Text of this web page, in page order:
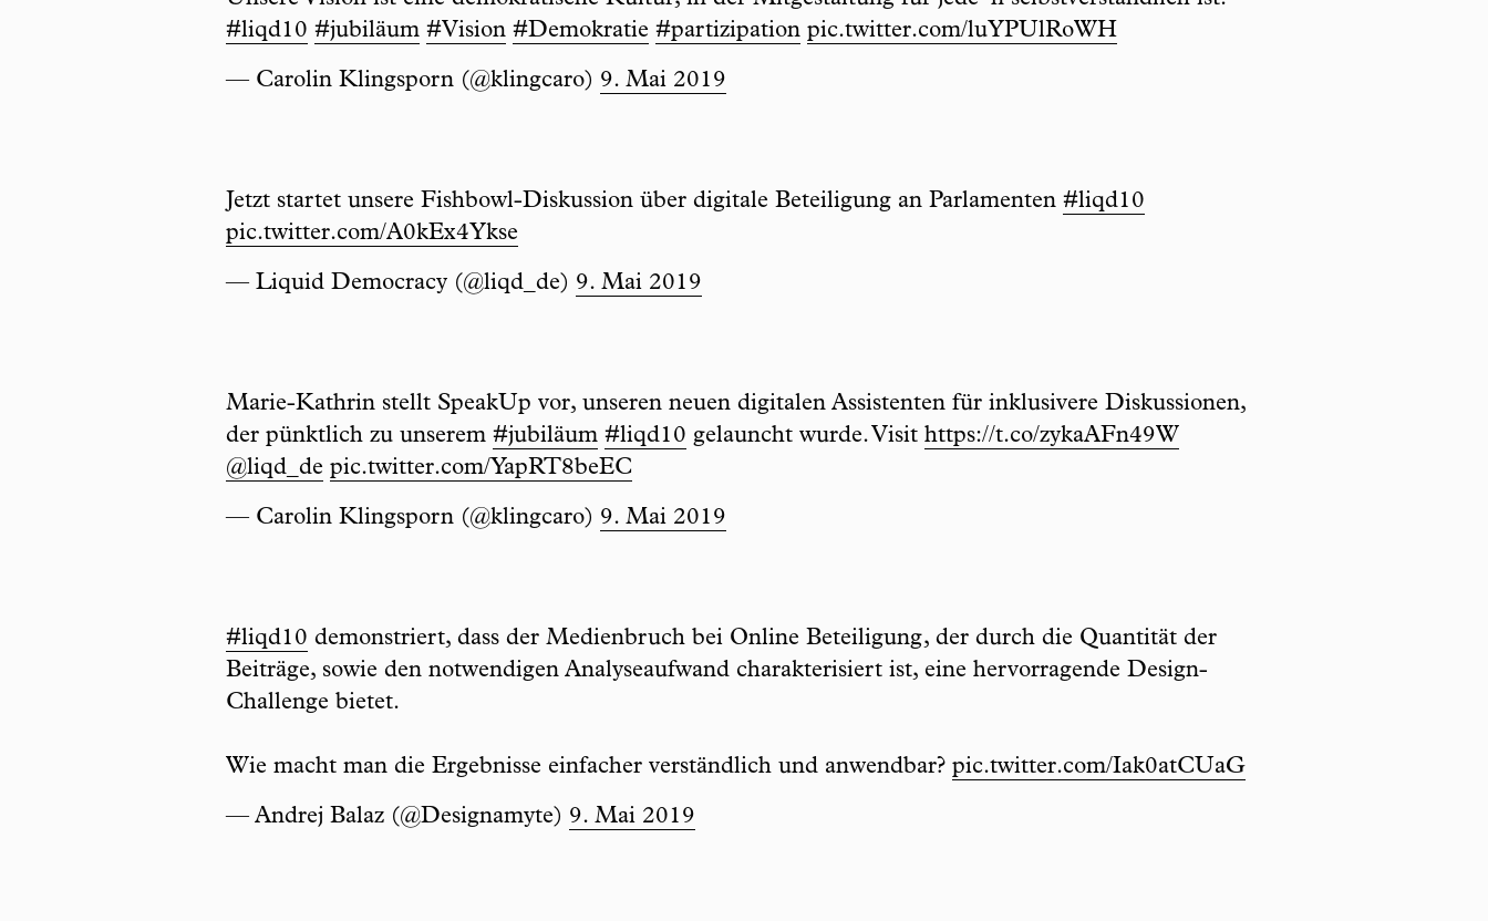
#liqd10 #jubiläum #Vision #Demokratie #partizipation pic.twitter.com/luYPUlRoWH
— Carolin Klingsporn (@klingcaro) 9. Mai 2019
Jetzt startet unsere Fishbowl-Diskussion über digitale Beteiligung an Parlamenten #liqd10
pic.twitter.com/A0kEx4Ykse
— Liquid Democracy (@liqd_de) 9. Mai 2019
Marie-Kathrin stellt SpeakUp vor, unseren neuen digitalen Assistenten für inklusivere Diskussionen,
der pünktlich zu unserem #jubiläum #liqd10 gelauncht wurde. Visit https://t.co/zykaAFn49W
@liqd_de pic.twitter.com/YapRT8beEC
— Carolin Klingsporn (@klingcaro) 9. Mai 2019
#liqd10 demonstriert, dass der Medienbruch bei Online Beteiligung, der durch die Quantität der
Beiträge, sowie den notwendigen Analyseaufwand charakterisiert ist, eine hervorragende Design-
Challenge bietet.
Wie macht man die Ergebnisse einfacher verständlich und anwendbar? pic.twitter.com/Iak0atCUaG
— Andrej Balaz (@Designamyte) 9. Mai 2019